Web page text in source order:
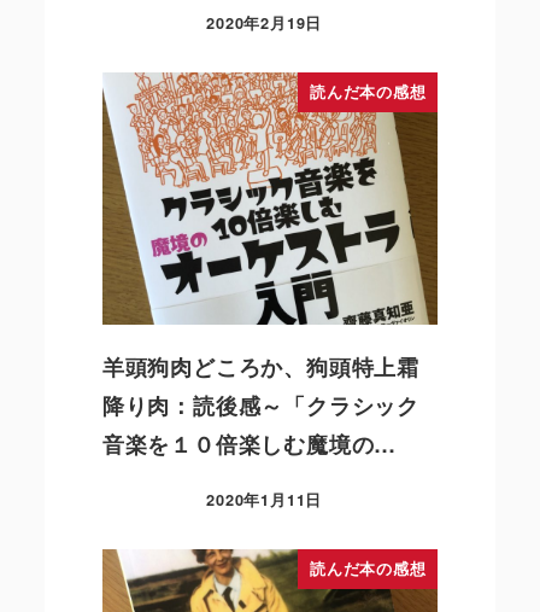
2020年2月19日
読んだ本の感想
羊頭狗肉どころか、狗頭特上霜
降り肉：読後感～「クラシック
音楽を１０倍楽しむ魔境の…
2020年1月11日
読んだ本の感想